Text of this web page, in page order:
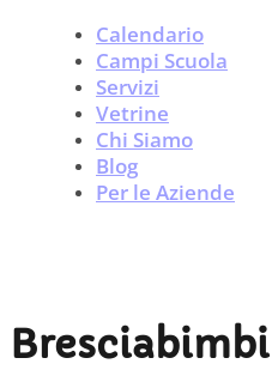
Calendario
Campi Scuola
Servizi
Vetrine
Chi Siamo
Blog
Per le Aziende
Bresciabimbi